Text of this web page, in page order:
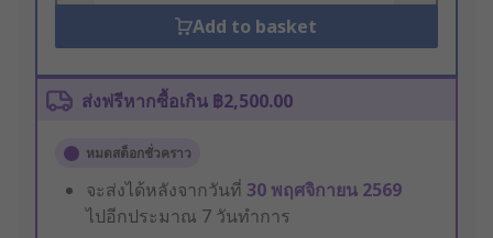
Add to basket
ส่งฟรีหากซื้อเกิน ฿2,500.00
หมดสต็อกชั่วคราว
จะส่งได้หลังจากวันที่ 30 พฤศจิกายน 2569
ไปอีกประมาณ 7 วันทำการ